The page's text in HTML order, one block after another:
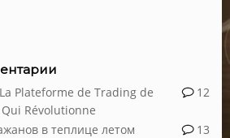
12
Plateforme de Trading de
Révolutionne
13
в теплице летом